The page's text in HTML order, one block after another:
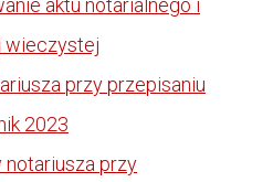
aktu notarialnego i
wieczystej
przy przepisaniu
2023
notariusza przy